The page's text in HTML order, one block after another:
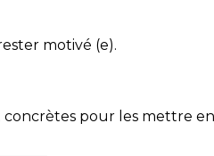
motivé (e).
pour les mettre